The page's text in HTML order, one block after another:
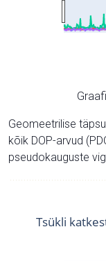
Geomeetrilise
kõik DOP-arvud
pseudokauguste
Tsükli